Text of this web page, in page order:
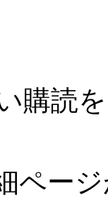
購読
ペー